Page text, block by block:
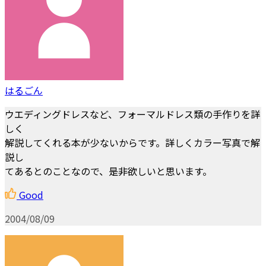
はるごん
ウエディングドレスなど、フォーマルドレス類の手作りを詳
しく
解説してくれる本が少ないからです。詳しくカラー写真で解
説し
てあるとのことなので、是非欲しいと思います。
Good
2004/08/09